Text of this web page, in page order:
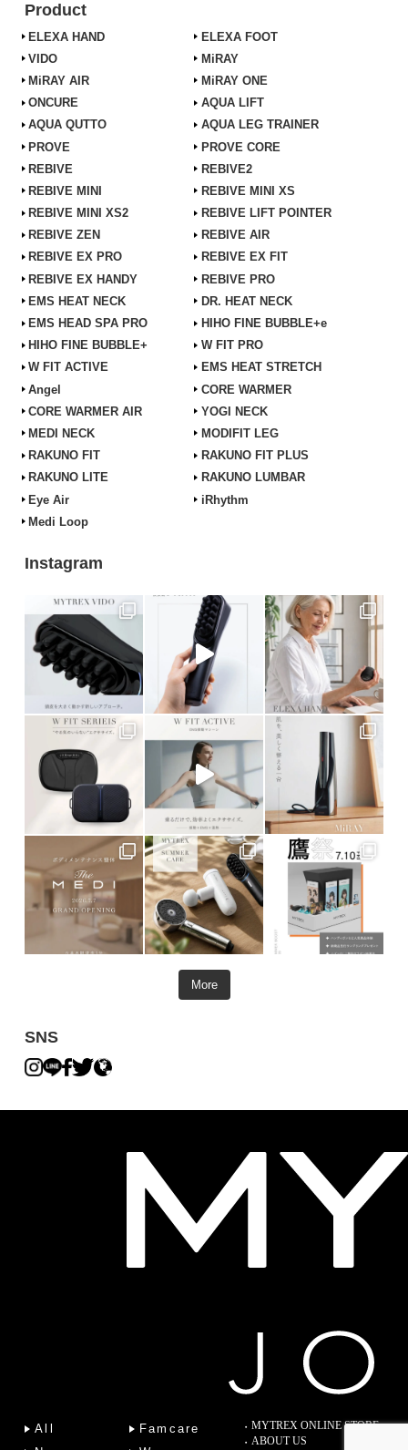
Product
ELEXA HAND
ELEXA FOOT
VIDO
MiRAY
MiRAY AIR
MiRAY ONE
ONCURE
AQUA LIFT
AQUA QUTTO
AQUA LEG TRAINER
PROVE
PROVE CORE
REBIVE
REBIVE2
REBIVE MINI
REBIVE MINI XS
REBIVE MINI XS2
REBIVE LIFT POINTER
REBIVE ZEN
REBIVE AIR
REBIVE EX PRO
REBIVE EX FIT
REBIVE EX HANDY
REBIVE PRO
EMS HEAT NECK
DR. HEAT NECK
EMS HEAD SPA PRO
HIHO FINE BUBBLE+e
HIHO FINE BUBBLE+
W FIT PRO
W FIT ACTIVE
EMS HEAT STRETCH
Angel
CORE WARMER
CORE WARMER AIR
YOGI NECK
MEDI NECK
MODIFIT LEG
RAKUNO FIT
RAKUNO FIT PLUS
RAKUNO LITE
RAKUNO LUMBAR
Eye Air
iRhythm
Medi Loop
Instagram
More
SNS
All
Famcare
MYTREX ONLINE STORE
ABOUT US